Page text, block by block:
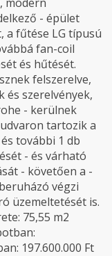
- épület
a fűtése LG típusú
fan-coil
és hűtését.
felszerelve,
és szerelvények,
- kerülnek
tartozik a
további 1 db
- és várható
- követően a -
végzi
üzemeltetését is.
75,55 m2
197.600.000 Ft